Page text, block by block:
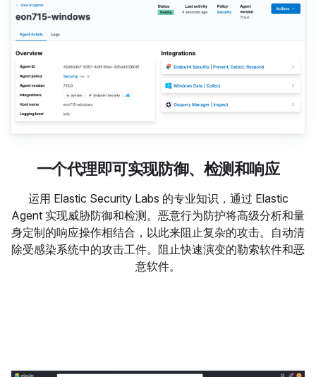
一个代理即可实现防御、检测和响应
运用 Elastic Security Labs 的专业知识，通过 Elastic
Agent 实现威胁防御和检测。恶意行为防护将高级分析和量
身定制的响应操作相结合，以此来阻止复杂的攻击。自动清
除受感染系统中的攻击工件。阻止快速演变的勒索软件和恶
意软件。